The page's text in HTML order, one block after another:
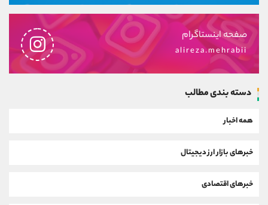
صفحه اینستاگرام
alireza.mehrabii
دسته بندی مطالب
همه اخبار
خبرهای بازار ارز دیجیتال
خبرهای اقتصادی